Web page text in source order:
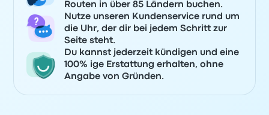
Routen in über 85 Ländern buchen.
Nutze unseren Kundenservice rund um
die Uhr, der dir bei jedem Schritt zur
Seite steht.
Du kannst jederzeit kündigen und eine
100% ige Erstattung erhalten, ohne
Angabe von Gründen.